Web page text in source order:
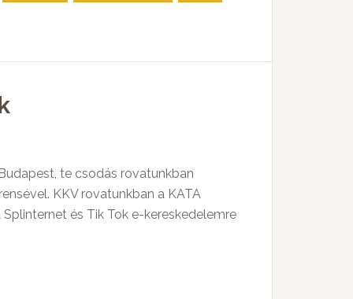
te csodás rovatunkban
KKV rovatunkban a KATA
és Tik Tok e-kereskedelemre